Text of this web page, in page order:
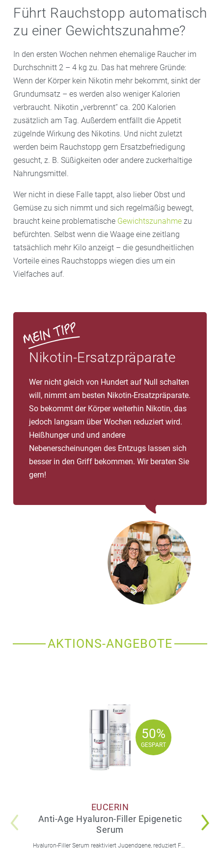
Führt Rauchstopp automatisch
zu einer Gewichtszunahme?
In den ersten Wochen nehmen ehemalige Raucher im
Durchschnitt 2 – 4 kg zu. Das hat mehrere Gründe:
Wenn der Körper kein Nikotin mehr bekommt, sinkt der
Grundumsatz – es werden also weniger Kalorien
verbraucht. Nikotin „verbrennt“ ca. 200 Kalorien
zusätzlich am Tag. Außerdem entfällt die Appetit
zügelnde Wirkung des Nikotins. Und nicht zuletzt
werden beim Rauchstopp gern Ersatzbefriedigung
gesucht, z. B. Süßigkeiten oder andere zuckerhaltige
Nahrungsmittel.
Wer nicht in diese Falle tappt, also lieber Obst und
Gemüse zu sich nimmt und sich regelmäßig bewegt,
braucht keine problematische Gewichtszunahme zu
befürchten. Selbst wenn die Waage eine zeitlang
tatsächlich mehr Kilo anzeigt – die gesundheitlichen
Vorteile eines Rauchstopps wiegen dies um ein
Vielfaches auf.
Nikotin-Ersatzpräparate
Wer nicht gleich von Hundert auf Null schalten
will, nimmt am besten Nikotin-Ersatzpräparate.
So bekommt der Körper weiterhin Nikotin, das
jedoch langsam über Wochen reduziert wird.
Heißhunger und und andere
Nebenerscheinungen des Entzugs lassen sich
besser in den Griff bekommen. Wir beraten Sie
gern!
AKTIONS-ANGEBOTE
50%
GESPART
50%
GESPART
EUCERIN
Anti-Age Hyaluron-Filler Epigenetic
Serum